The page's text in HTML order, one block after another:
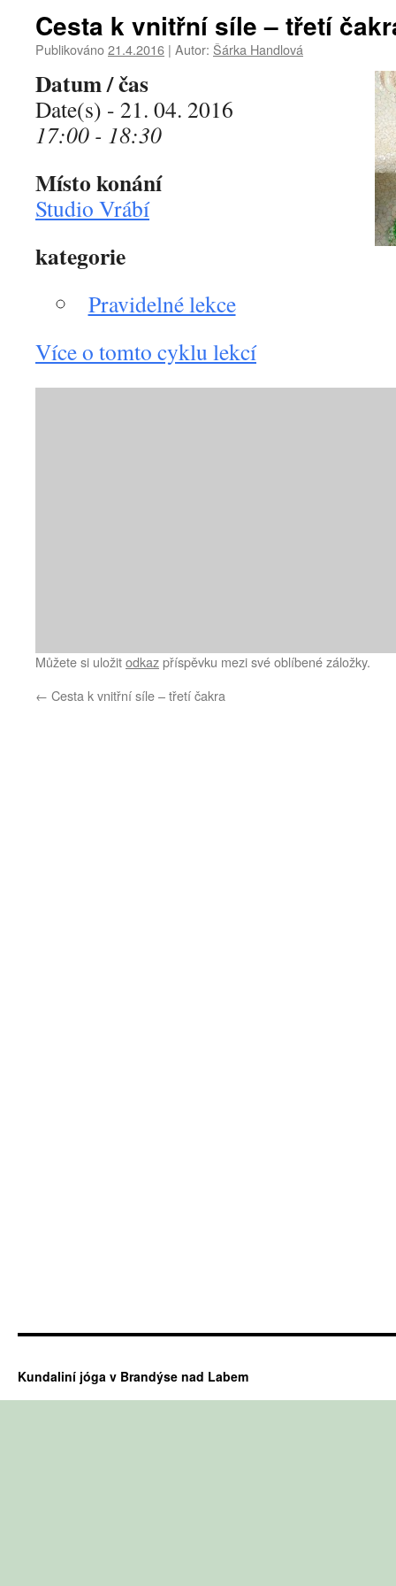
Cesta k vnitřní síle – třetí
Publikováno21.4.2016 | Autor: Šárka Handlová
Datum / čas
Date(s) - 21. 04. 2016
17:00 - 18:30
Místo konání
Studio Vrábí
kategorie
Pravidelné lekce
Více o tomto cyklu lekcí
Můžete si uložitodkazpříspěvku mezi své oblíbené záložky.
← Cesta k vnitřní síle – třetí čakra
Kundaliní jóga v Brandýse nad Labem